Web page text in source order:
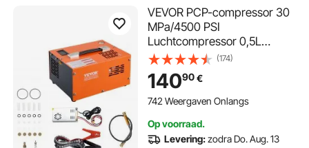
VEVOR PCP-compressor 30
MPa/4500 PSI
Luchtcompressor 0,5L
Draagbare PCP DC12V &
AC115V Compressor 25 min.
bedrijfscyclus Luchtpomp
Hoge prestatie-omvormer
Luchtgeweer
(174)
14090€
742 Weergaven Onlangs
Op voorraad.
Levering:zodra Do. Aug. 13